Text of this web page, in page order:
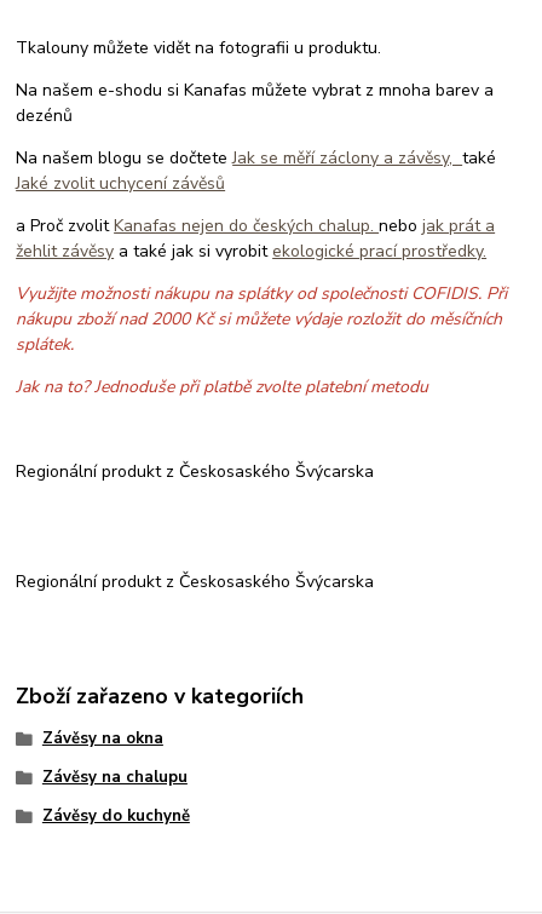
Tkalouny můžete vidět na fotografii u produktu.
Na našem e-shodu si Kanafas můžete vybrat z mnoha barev a
dezénů
Na našem blogu se dočteteJak se měří záclony a závěsy,také
Jaké zvolit uchycení závěsů
a Proč zvolitKanafas nejen do českých chalup.nebojak prát a
žehlit závěsy a také jak si vyrobitekologické prací prostředky.
Využijte možnosti nákupu na splátky od společnosti COFIDIS. Při
nákupu zboží nad 2000 Kč si můžete výdaje rozložit do měsíčních
splátek.
Jak na to? Jednoduše při platbě zvolte platební metodu
Regionální produkt z Českosaského Švýcarska
Regionální produkt z Českosaského Švýcarska
Zboží zařazeno v kategoriích
Závěsy na okna
Závěsy na chalupu
Závěsy do kuchyně